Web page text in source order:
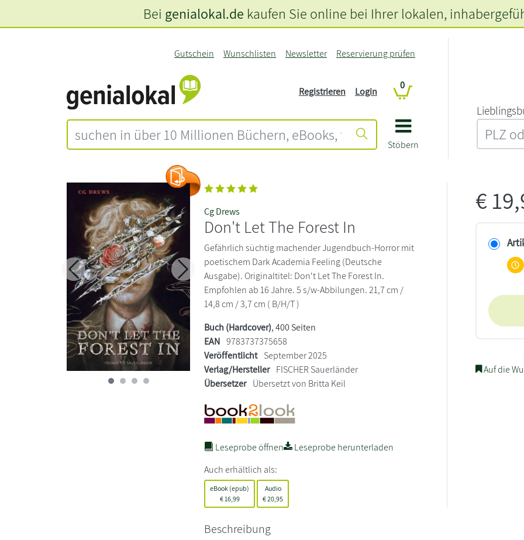
Stöbern
Gutschein Wunschlisten Newsletter Reservierung prüfen
Registrieren Login
0
Bei genialokal.de kaufen Sie online bei Ihrer lokalen,
Zurück Weiter
Cg Drews
Don't Let The Forest In
Gefährlich süchtig machender Jugendbuch-Horror mit
poetischem Dark Academia Feeling (Deutsche
Ausgabe). Originaltitel: Don't Let The Forest In.
Empfohlen ab 16 Jahre. 5 s/w-Abbilungen. 21,7 cm /
14,8 cm / 3,7 cm ( B/H/T )
Buch (Hardcover), 400 Seiten
EAN 9783737375658
Veröffentlicht September 2025
Verlag/Hersteller FISCHER Sauerländer
Übersetzer Übersetzt von Britta Keil
Leseprobe öffnen
Leseprobe herunterladen
Auch erhältlich als:
eBook (epub)
€16,99
Audio
€20,95
€
Auf die
Beschreibung